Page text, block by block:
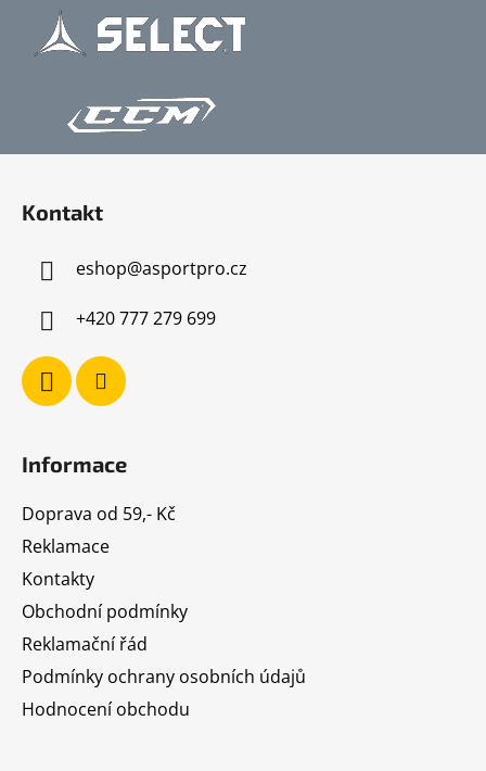
Kontakt
eshop@asportpro.cz
+420 777 279 699
Informace
Doprava od 59,- Kč
Reklamace
Kontakty
Obchodní podmínky
Reklamační řád
Podmínky ochrany osobních údajů
Hodnocení obchodu